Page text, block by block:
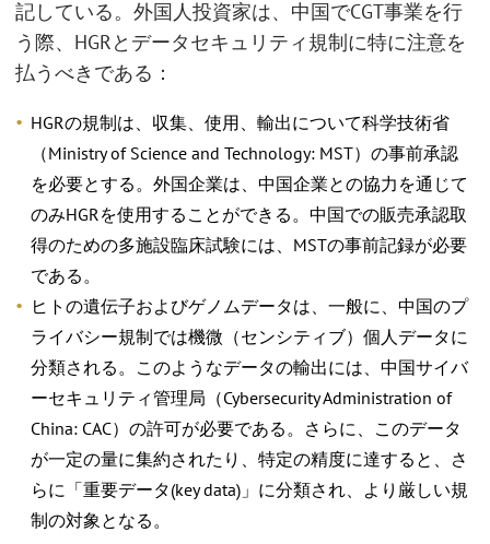
記している。外国人投資家は、中国でCGT事業を行
う際、HGRとデータセキュリティ規制に特に注意を
払うべきである：
HGRの規制は、収集、使用、輸出について科学技術省
（Ministry of Science and Technology: MST）の事前承認
を必要とする。外国企業は、中国企業との協力を通じて
のみHGRを使用することができる。中国での販売承認取
得のための多施設臨床試験には、MSTの事前記録が必要
である。
ヒトの遺伝子およびゲノムデータは、一般に、中国のプ
ライバシー規制では機微（センシティブ）個人データに
分類される。このようなデータの輸出には、中国サイバ
ーセキュリティ管理局（Cybersecurity Administration of
China: CAC）の許可が必要である。さらに、このデータ
が一定の量に集約されたり、特定の精度に達すると、さ
らに「重要データ(key data)」に分類され、より厳しい規
制の対象となる。